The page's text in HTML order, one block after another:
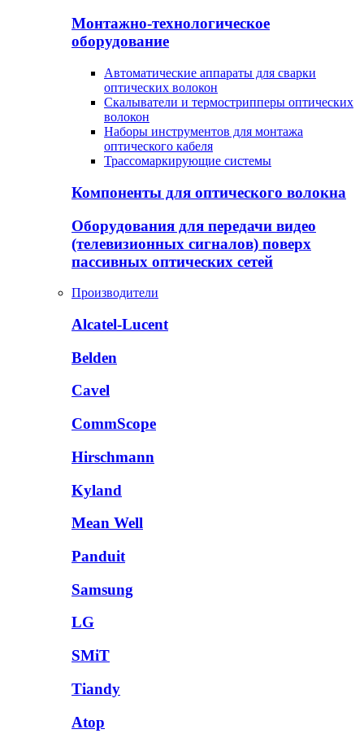
Монтажно-технологическое
оборудование
Автоматические аппараты для сварки
оптических волокон
Cкалыватели и термострипперы оптических
волокон
Наборы инструментов для монтажа
оптического кабеля
Трассомаркирующие системы
Компоненты для оптического волокна
Оборудования для передачи видео
(телевизионных сигналов) поверх
пассивных оптических сетей
Производители
Alcatel-Lucent
Belden
Cavel
CommScope
Hirschmann
Kyland
Mean Well
Panduit
Samsung
LG
SMiT
Tiandy
Atop